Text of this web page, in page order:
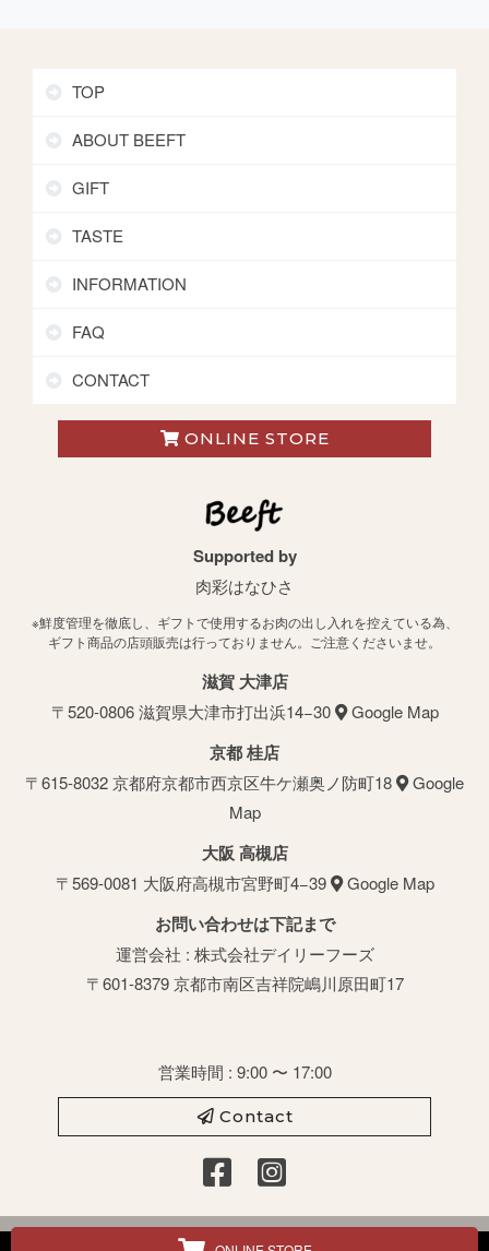
TOP
ABOUT BEEFT
GIFT
TASTE
INFORMATION
FAQ
CONTACT
ONLINE STORE
Supported by
肉彩はなひさ
※鮮度管理を徹底し、ギフトで使用するお肉の出し入れを控えている為、
ギフト商品の店頭販売は行っておりません。ご注意くださいませ。
滋賀 大津店
〒520-0806 滋賀県大津市打出浜14−30 Google Map
京都 桂店
〒615-8032 京都府京都市⻄京区牛ケ瀬奥ノ防町18
Google
Map
大阪 高槻店
〒569-0081 大阪府高槻市宮野町4−39 Google Map
お問い合わせは下記まで
運営会社 : 株式会社デイリーフーズ
〒601-8379 京都市南区吉祥院嶋川原田町17
営業時間 : 9:00 〜 17:00
Contact